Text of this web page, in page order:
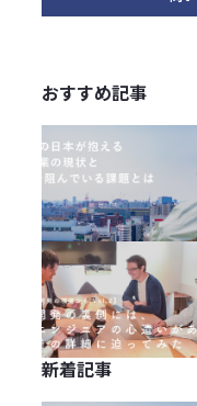
おすすめ記事
新着記事